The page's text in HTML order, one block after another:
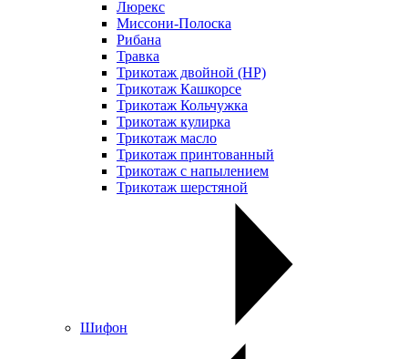
Люрекс
Миссони-Полоска
Рибана
Травка
Трикотаж двойной (НР)
Трикотаж Кашкорсе
Трикотаж Кольчужка
Трикотаж кулирка
Трикотаж масло
Трикотаж принтованный
Трикотаж с напылением
Трикотаж шерстяной
Шифон